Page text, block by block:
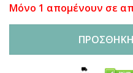
Μόνο 1 απομένουν σε